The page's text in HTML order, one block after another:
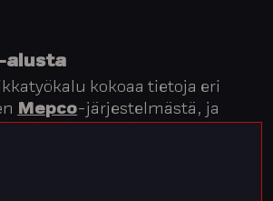
alusta
kokoaa tietoja eri
Mepco-järjestelmästä, ja
ja HR:n hyödynnettävissä.